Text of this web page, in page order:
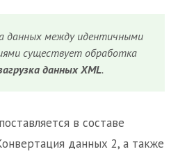
данных между идентичными
существует обработка
данных XML.
в составе
данных 2, а также